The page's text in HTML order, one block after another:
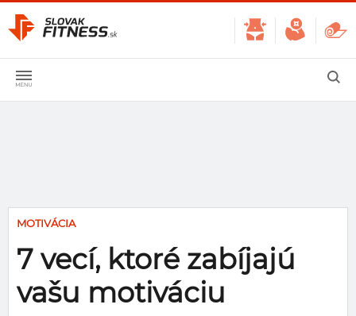
MOTIVÁCIA
7 vecí, ktoré zabíjajú
vašu motiváciu